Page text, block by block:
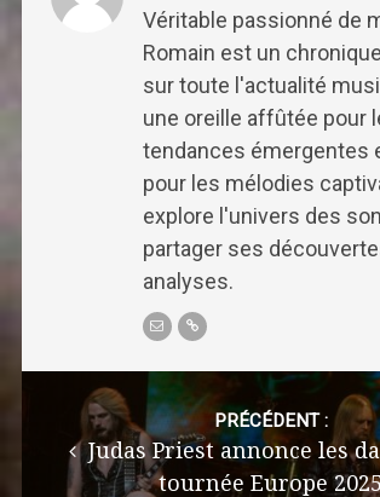
Véritable passionné de
Romain est un
sur toute l'actualité
une oreille affûtée pour
tendances émergentes
pour les mélodies
explore l'univers des
partager ses
analyses.
navigation
PRÉCÉDENT :
Judas Priest annonce les
tournée Europe